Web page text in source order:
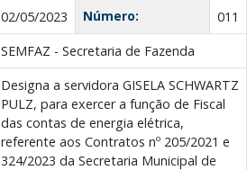
02/05/2023 Número:
011
SEMFAZ - Secretaria de Fazenda
Designa a servidora GISELA SCHWARTZ
PULZ, para exercer a função de Fiscal
das contas de energia elétrica,
referente aos Contratos nº 205/2021 e
324/2023 da Secretaria Municipal de